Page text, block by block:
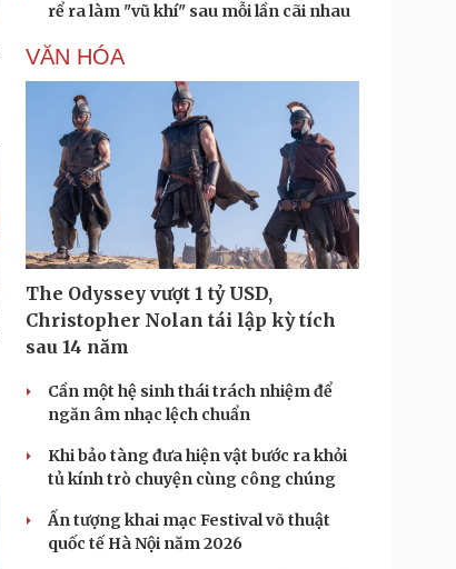
rể ra làm "vũ khí" sau mỗi lần cãi nhau
VĂN HÓA
The Odyssey vượt 1 tỷ USD,
Christopher Nolan tái lập kỳ tích
sau 14 năm
Cần một hệ sinh thái trách nhiệm để
ngăn âm nhạc lệch chuẩn
Khi bảo tàng đưa hiện vật bước ra khỏi
tủ kính trò chuyện cùng công chúng
Ấn tượng khai mạc Festival võ thuật
quốc tế Hà Nội năm 2026